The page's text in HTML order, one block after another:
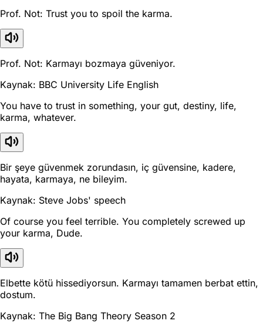
Prof. Not: Trust you to spoil the karma.
Prof. Not: Karmayı bozmaya güveniyor.
Kaynak: BBC University Life English
You have to trust in something, your gut, destiny, life,
karma, whatever.
Bir şeye güvenmek zorundasın, iç güvensine, kadere,
hayata, karmaya, ne bileyim.
Kaynak: Steve Jobs' speech
Of course you feel terrible. You completely screwed up
your karma, Dude.
Elbette kötü hissediyorsun. Karmayı tamamen berbat ettin,
dostum.
Kaynak: The Big Bang Theory Season 2